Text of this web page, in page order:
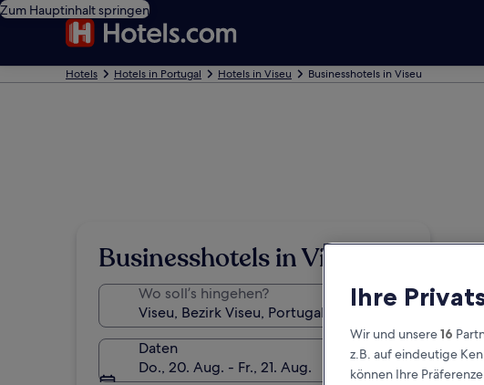
Zum Hauptinhalt springen
Hotels Hotels in Portugal Hotels in Viseu Businesshotels in Viseu
Businesshotels in Viseu
Wo soll’s hingehen?
Daten
Do., 20. Aug. - Fr., 21. Aug.
Ihre
Wir und unsere16
z.B. auf eindeutige
können Ihre